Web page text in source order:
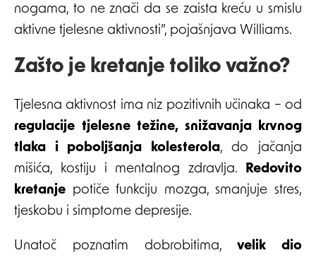
nogama, to ne znači da se zaista kreću u smislu
aktivne tjelesne aktivnosti”, pojašnjava Williams.
Zašto je kretanje toliko važno?
Tjelesna aktivnost ima niz pozitivnih učinaka – od
regulacije tjelesne težine, snižavanja krvnog
tlaka i poboljšanja kolesterola, do jačanja
mišića, kostiju i mentalnog zdravlja. Redovito
kretanje potiče funkciju mozga, smanjuje stres,
tjeskobu i simptome depresije.
Unatoč poznatim dobrobitima,velik dio